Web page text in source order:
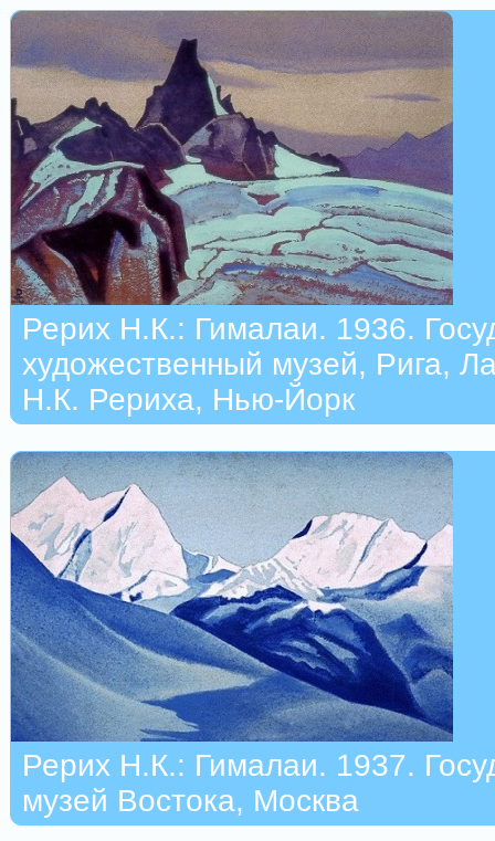
Рерих Н.К.: Гималаи. 1936.
художественный музей, Рига,
Н.К. Рериха, Нью-Йорк
Рерих Н.К.: Гималаи. 1937.
музей Востока, Москва